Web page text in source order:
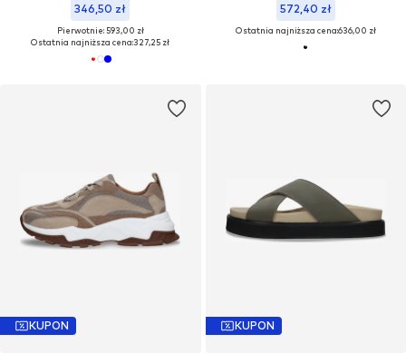
346,50 zł
Pierwotnie: 593,00 zł
Ostatnia najniższa cena:327,25 zł
572,40 zł
Ostatnia najniższa cena:636,00 zł
KUPON KUPON